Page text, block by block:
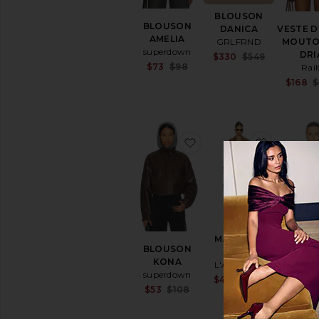
BLOUSON
AMELIA
superdown
$73 $98
BLOUSON
DANICA
GRLFRND
Sale price:
$330
Previous
$549
VESTE
$168
BLOUSON
KONA
superdown
Sale price:
$53
Previous price:
$108
ajouter aux
MANTEAU
DARA
L'Academie
Sale price:
$441
Previous
$899
ajouter
$210